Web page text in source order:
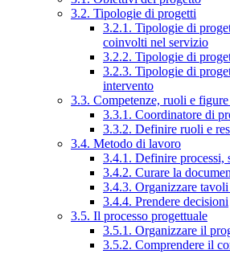
3.2. Tipologie di progetti
3.2.1. Tipologie di
coinvolti nel servizio
3.2.2. Tipologie di
3.2.3. Tipologie di
intervento
3.3. Competenze, ruoli e
3.3.1. Coordinatore di
3.3.2. Definire ruoli e
3.4. Metodo di lavoro
3.4.1. Definire processi,
3.4.2. Curare la
3.4.3. Organizzare
3.4.4. Prendere decisioni
3.5. Il processo progettuale
3.5.1. Organizzare il
3.5.2. Comprendere il